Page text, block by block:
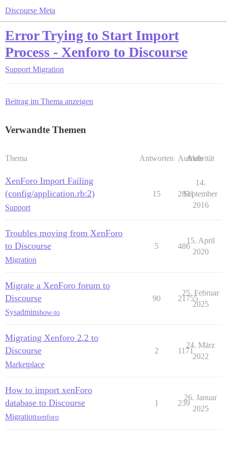
Discourse Meta
Error Trying to Start Import
Process - Xenforo to Discourse
Support Migration
Beitrag im Thema anzeigen
Verwandte Themen
Thema Antworten Aufrufe
Aktivität
XenForo Import Failing
(config/application.rb:2)
Support
15 2831
14.
September
2016
Troubles moving from XenForo
to Discourse
Migration
5 486
15. April
2020
Migrate a XenForo forum to
Discourse
Sysadminshow-to
90 21755
25. Februar
2025
Migrating Xenforo 2.2 to
Discourse
Marketplace
2 1171
24. März
2022
How to import xenForo
database to Discourse
Migrationxenforo
1 239
26. Januar
2025